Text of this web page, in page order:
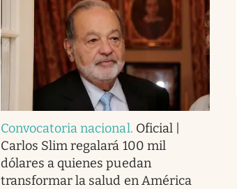
Convocatoria nacional. Oficial |
Carlos Slim regalará 100 mil
dólares a quienes puedan
transformar la salud en América